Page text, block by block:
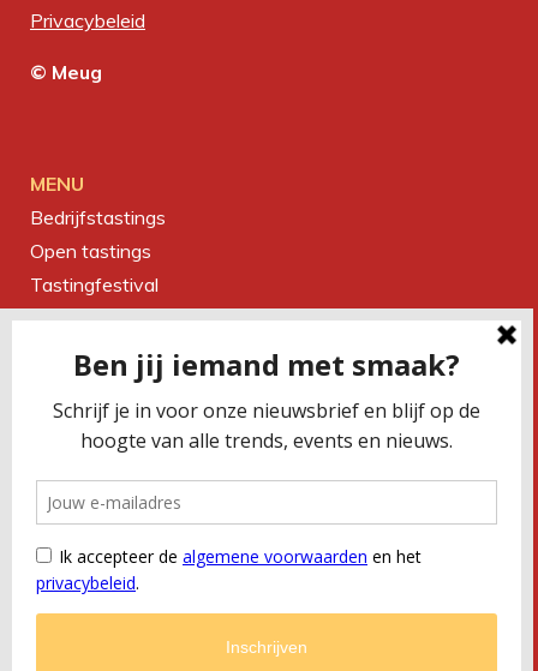
Privacybeleid
© Meug
MENU
Bedrijfstastings
Open tastings
Tastingfestival
Magazine
Over ons
CONTACTEER ONS
Smaakbureau Meug
Kerkstraat 19 | 2060 Antwerpen
T +32 (0) 479 32 02 66